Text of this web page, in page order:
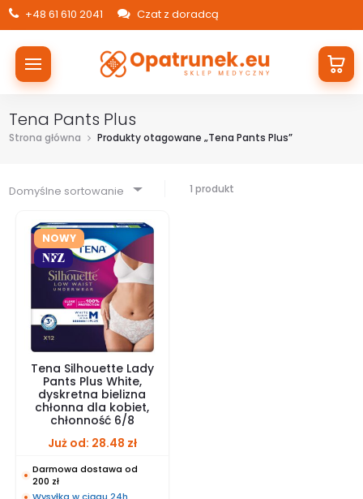
+48 61 610 2041 Czat z doradcą
Tena Pants Plus
Strona główna Produkty otagowane „Tena Pants Plus”
Domyślne sortowanie 1 produkt
NOWY
Tena Silhouette Lady
Pants Plus White,
dyskretna bielizna
chłonna dla kobiet,
chłonność 6/8
Już od: 28.48 zł
Darmowa dostawa od
200 zł